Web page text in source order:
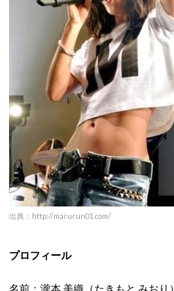
出典：http://marurun01.com/
プロフィール
名前：瀧本 美織（たきもと みおり）